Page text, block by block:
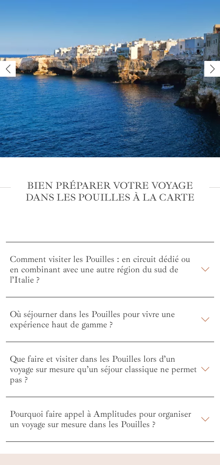
BIEN PRÉPARER VOTRE VOYAGE
DANS LES POUILLES À LA CARTE
Comment visiter les Pouilles : en circuit dédié ou
en combinant avec une autre région du sud de
l’Italie ?
Où séjourner dans les Pouilles pour vivre une
expérience haut de gamme ?
Que faire et visiter dans les Pouilles lors d’un
voyage sur mesure qu’un séjour classique ne permet
pas ?
Pourquoi faire appel à Amplitudes pour organiser
un voyage sur mesure dans les Pouilles ?